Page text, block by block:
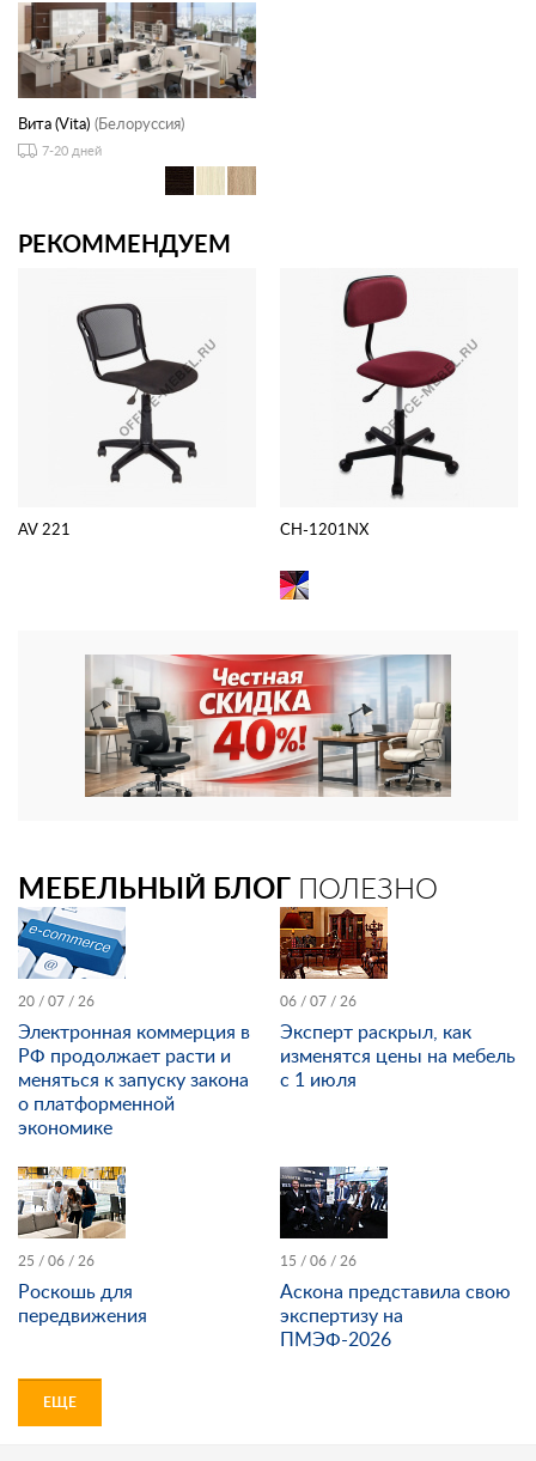
Вита (Vita) (Белоруссия)
7-20 дней
РЕКОММЕНДУЕМ
AV 221 CH-1201NX
МЕБЕЛЬНЫЙ БЛОГ ПОЛЕЗНО
20 / 07 / 26
Электронная коммерция в
РФ продолжает расти и
меняться к запуску закона
о платформенной
экономике
06 / 07 / 26
Эксперт раскрыл, как
изменятся цены на мебель
с 1 июля
25 / 06 / 26
Роскошь для
передвижения
15 / 06 / 26
Аскона представила свою
экспертизу на
ПМЭФ-2026
ЕЩЕ